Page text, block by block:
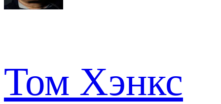
Том Хэнкс